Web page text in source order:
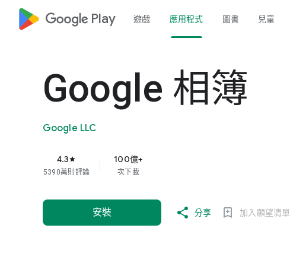
google_logo Play 遊戲 應用程式 圖書 兒童
Google 相簿
Google LLC
4.3star
5390萬則評論
100億+
次下載
安裝 分享 加入願望清單